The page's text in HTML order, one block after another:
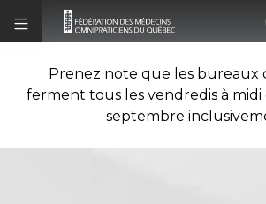
Prenez note que les bureaux
ferment tous les vendredis à midi
septembre